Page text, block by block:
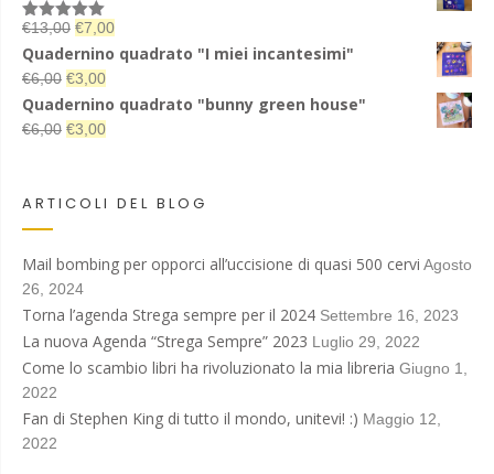
Valutato
5.00
su 5
€13,00 Il
prezzo
originale
era:
€13,00.
€7,00Il
prezzo
è:
Quadernino quadrato "I miei incantesimi"
€6,00 Il
prezzo
originale
€3,00Il
prezzo
attuale
Quadernino quadrato "bunny green house"
€6,00 Il
era:
€3,00Il
è:
ARTICOLI DEL BLOG
Mail bombing per opporci all’uccisione di quasi 500 cervi Agosto
26, 2024
Torna l’agenda Strega sempre per il 2024 Settembre 16, 2023
La nuova Agenda “Strega Sempre” 2023 Luglio 29, 2022
Come lo scambio libri ha rivoluzionato la mia libreria Giugno 1,
2022
Fan di Stephen King di tutto il mondo, unitevi! :) Maggio 12,
2022